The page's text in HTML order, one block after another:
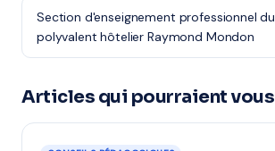
Section d'enseignement professionnel
polyvalent hôtelier Raymond Mondon
Articles qui pourraient